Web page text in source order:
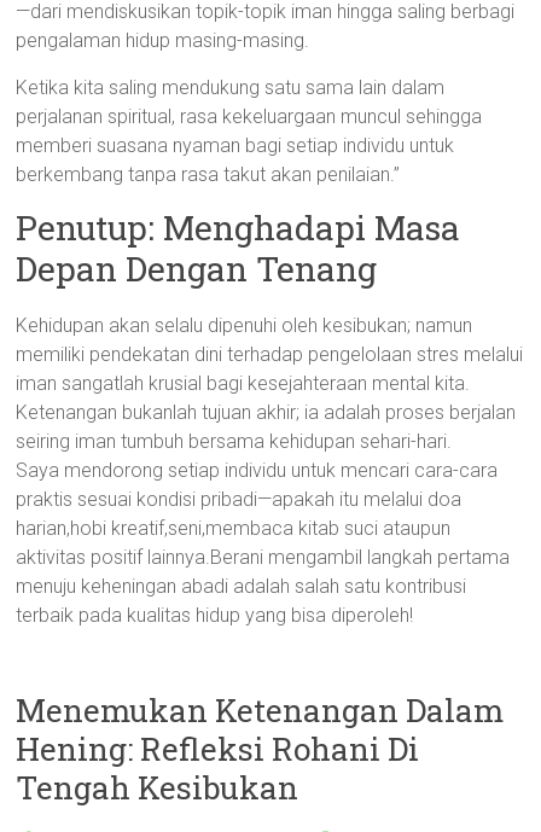
—dari mendiskusikan topik-topik iman hingga saling berbagi
pengalaman hidup masing-masing.
Ketika kita saling mendukung satu sama lain dalam
perjalanan spiritual, rasa kekeluargaan muncul sehingga
memberi suasana nyaman bagi setiap individu untuk
berkembang tanpa rasa takut akan penilaian.”
Penutup: Menghadapi Masa
Depan Dengan Tenang
Kehidupan akan selalu dipenuhi oleh kesibukan; namun
memiliki pendekatan dini terhadap pengelolaan stres melalui
iman sangatlah krusial bagi kesejahteraan mental kita.
Ketenangan bukanlah tujuan akhir; ia adalah proses berjalan
seiring iman tumbuh bersama kehidupan sehari-hari.
Saya mendorong setiap individu untuk mencari cara-cara
praktis sesuai kondisi pribadi—apakah itu melalui doa
harian,hobi kreatif,seni,membaca kitab suci ataupun
aktivitas positif lainnya.Berani mengambil langkah pertama
menuju keheningan abadi adalah salah satu kontribusi
terbaik pada kualitas hidup yang bisa diperoleh!
Menemukan Ketenangan Dalam
Hening: Refleksi Rohani Di
Tengah Kesibukan